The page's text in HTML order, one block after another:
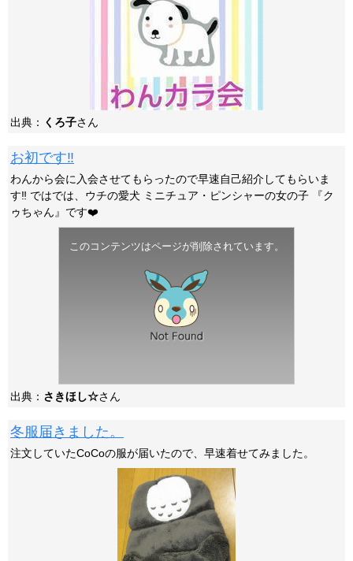
出典： くろ子さん
お初です‼︎
わんから会に入会させてもらったので早速自己紹介してもらいま
す‼︎ ではでは、ウチの愛犬 ミニチュア・ピンシャーの女の子 『ク
ゥちゃん』です❤️
このコンテンツはページが削除されています。
出典： さきほし☆さん
冬服届きました。
注文していたCoCoの服が届いたので、早速着せてみました。